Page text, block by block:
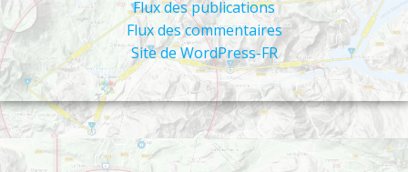
Flux des publications
Flux des commentaires
Site de WordPress-FR